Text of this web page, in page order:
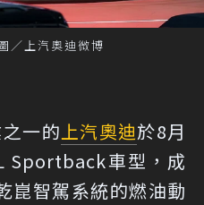
上汽奧迪微博
一的上汽奧迪於8月
Sportback車型，成
崑智駕系統的燃油動